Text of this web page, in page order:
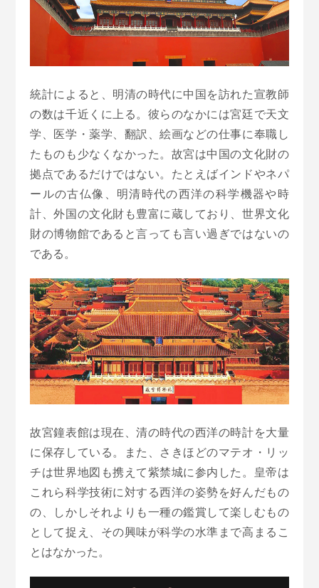
統計によると、明清の時代に中国を訪れた宣教師
の数は千近くに上る。彼らのなかには宮廷で天文
学、医学・薬学、翻訳、絵画などの仕事に奉職し
たものも少なくなかった。故宮は中国の文化財の
拠点であるだけではない。たとえばインドやネパ
ールの古仏像、明清時代の西洋の科学機器や時
計、外国の文化財も豊富に蔵しており、世界文化
財の博物館であると言っても言い過ぎではないの
である。
故宮鐘表館は現在、清の時代の西洋の時計を大量
に保存している。また、さきほどのマテオ・リッ
チは世界地図も携えて紫禁城に参内した。皇帝は
これら科学技術に対する西洋の姿勢を好んだもの
の、しかしそれよりも一種の鑑賞して楽しむもの
として捉え、その興味が科学の水準まで高まるこ
とはなかった。